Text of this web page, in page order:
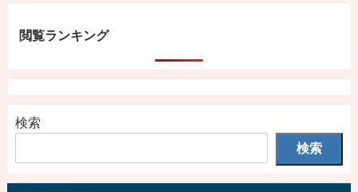
閲覧ランキング
検索
検索